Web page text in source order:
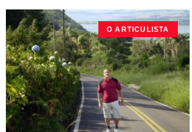
O ARTICULISTA